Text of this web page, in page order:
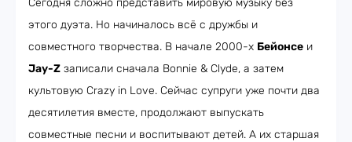
Сегодня сложно представить мировую музыку без
этого дуэта. Но начиналось всё с дружбы и
совместного творчества. В начале 2000-х Бейонсе и
Jay-Z записали сначала Bonnie & Clyde, а затем
культовую Crazy in Love. Сейчас супруги уже почти два
десятилетия вместе, продолжают выпускать
совместные песни и воспитывают детей. А их старшая